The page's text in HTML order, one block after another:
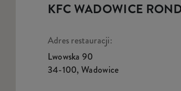
KFC WADOWICE
Adres restauracji:
Lwowska 90
34-100,Wadowice